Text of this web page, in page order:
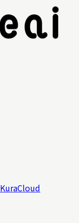
KuraCloud